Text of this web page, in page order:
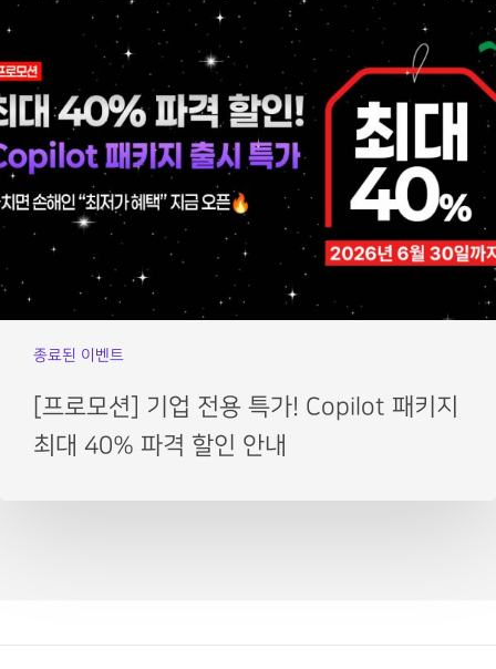
종료된 이벤트
[프로모션] 기업 전용 특가! Copilot 패키지
최대 40% 파격 할인 안내